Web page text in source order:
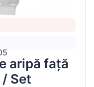
aripă față
Set